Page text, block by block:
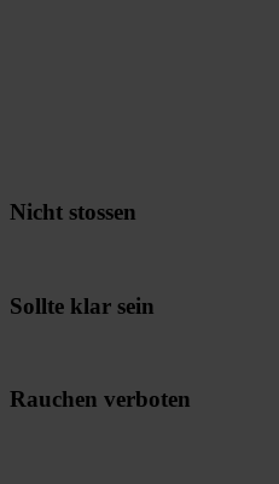
Nicht stossen
Sollte klar sein
Rauchen verboten